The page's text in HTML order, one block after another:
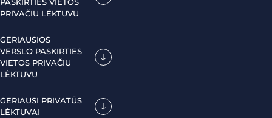
PASKIRTIES VIETOS
PRIVAČIU LĖKTUVU
GERIAUSIOS
VERSLO PASKIRTIES
VIETOS PRIVAČIU
LĖKTUVU
GERIAUSI PRIVATŪS
LĖKTUVAI